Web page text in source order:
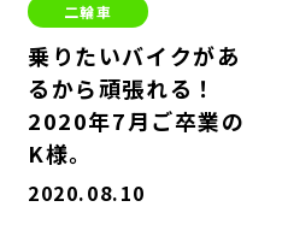
二輪車
乗りたいバイクがあ
るから頑張れる！
2020年7月ご卒業の
K様。
2020.08.10